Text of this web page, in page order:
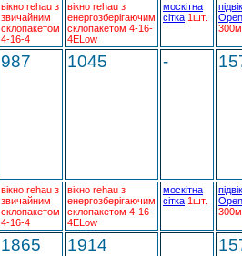
вікно rehau з
звичайним
склопакетом
4-16-4
вікно rehau з
енергозберігаючим
склопакетом 4-16-
4ELow
москітна
сітка 1шт.
987 1045 -
вікно rehau з
звичайним
склопакетом
4-16-4
вікно rehau з
енергозберігаючим
склопакетом 4-16-
4ELow
москітна
сітка 1шт.
1865 1914